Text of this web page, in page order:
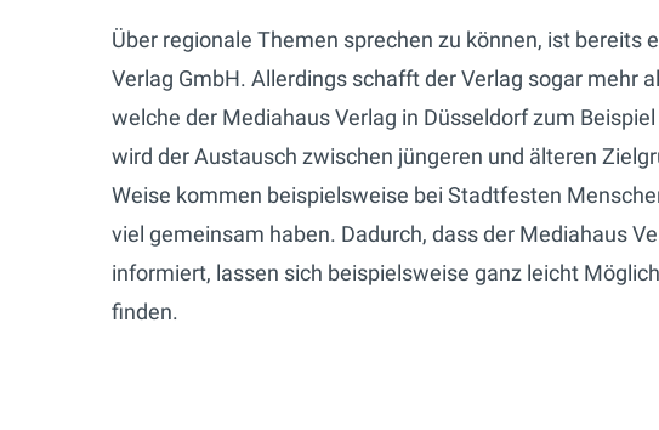
Über regionale Themen sprechen zu können, ist bereits
Verlag GmbH. Allerdings schafft der Verlag sogar mehr
welche der Mediahaus Verlag in Düsseldorf zum
wird der Austausch zwischen jüngeren und älteren
Weise kommen beispielsweise bei Stadtfesten
viel gemeinsam haben. Dadurch, dass der Mediahaus
informiert, lassen sich beispielsweise ganz leicht
finden.